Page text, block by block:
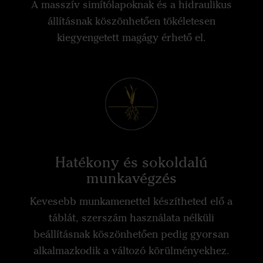
A masszív simítólapoknak és a hidraulikus
állításnak köszönhetően tökéletesen
kiegyengetett magágy érhető el.
Hatékony és sokoldalú
munkavégzés
Kevesebb munkamenettel készítheted elő a
táblát, szerszám használata nélküli
beállításnak köszönhetően pedig gyorsan
alkalmazkodik a változó körülményekhez.